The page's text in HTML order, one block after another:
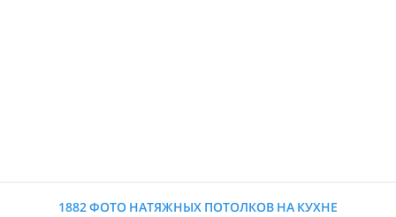
1882 ФОТО НАТЯЖНЫХ ПОТОЛКОВ НА КУХНЕ